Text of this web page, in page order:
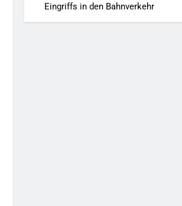
Eingriffs in den Bahnverkehr